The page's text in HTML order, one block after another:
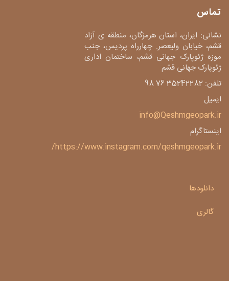
تماس
نشانی: ایران، استان هرمزگان، منطقه ی آزاد
قشم، خیابان ولیعصر. چهارراه پردیس، جنب
موزه ژئوپارک جهانی قشم، ساختمان اداری
ژئوپارک جهانی قشم
تلفن: 35242282 76 98
ایمیل
info@Qeshmgeopark.ir
اینستاگرام
https://www.instagram.com/qeshmgeopark.ir/
دانلودها
گالری